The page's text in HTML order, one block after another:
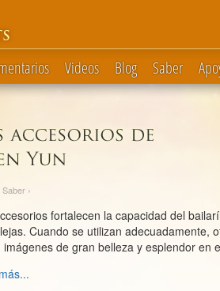
Videos Blog Saber
Saber ›
fortalecen la capacidad del
Cuando se utilizan adecuadamente,
imágenes de gran belleza y esplendor en